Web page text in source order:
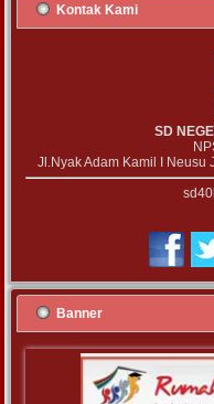
Kontak Kami
SD
Jl.Nyak Adam Kamil I Neusu
Banner